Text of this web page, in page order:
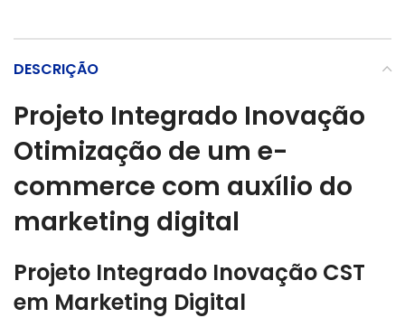
DESCRIÇÃO
Projeto Integrado Inovação
Otimização de um e-
commerce com auxílio do
marketing digital
Projeto Integrado Inovação CST
em Marketing Digital